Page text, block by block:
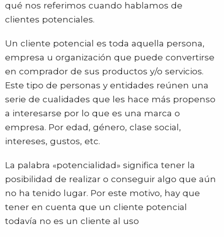
qué nos referimos cuando hablamos de
clientes potenciales.
Un cliente potencial es toda aquella persona,
empresa u organización que puede convertirse
en comprador de sus productos y/o servicios.
Este tipo de personas y entidades reúnen una
serie de cualidades que les hace más propenso
a interesarse por lo que es una marca o
empresa. Por edad, género, clase social,
intereses, gustos, etc.
La palabra «potencialidad» significa tener la
posibilidad de realizar o conseguir algo que aún
no ha tenido lugar. Por este motivo, hay que
tener en cuenta que un cliente potencial
todavía no es un cliente al uso